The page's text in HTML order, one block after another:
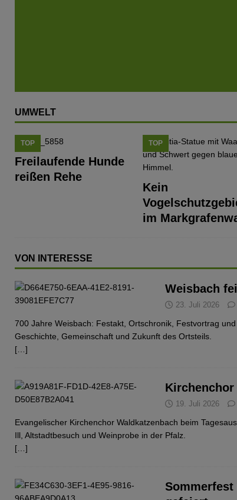
UMWELT
TOP
Freilaufende Hunde
reißen Rehe
TOP
Kein
im
VON INTERESSE
Weisbach
23. Juli 2026
700 Jahre Weisbach: Festakt, Ortschronik, Festvortrag
Geschichte, Gemeinschaft und Zukunft des Ortsteils.
[…]
19. Juli 2026
Evangelischer Kirchenchor Waldkatzenbach beim
Ill, Altstadtbesuch und Weinprobe in der Pfalz.
[…]
Sommerfest